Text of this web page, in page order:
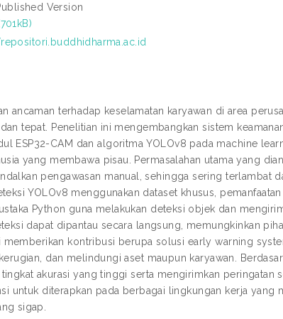
Version
ancaman terhadap keselamatan karyawan di area
tepat. Penelitian ini mengembangkan sistem
ESP32-CAM dan algoritma YOLOv8 pada machine
yang membawa pisau. Permasalahan utama yang
pengawasan manual, sehingga sering terlambat
YOLOv8 menggunakan dataset khusus,
Python guna melakukan deteksi objek dan
dapat dipantau secara langsung, memungkinkan
memberikan kontribusi berupa solusi early warning
dan melindungi aset maupun karyawan.
akurasi yang tinggi serta mengirimkan peringatan
untuk diterapkan pada berbagai lingkungan kerja yang
sigap.